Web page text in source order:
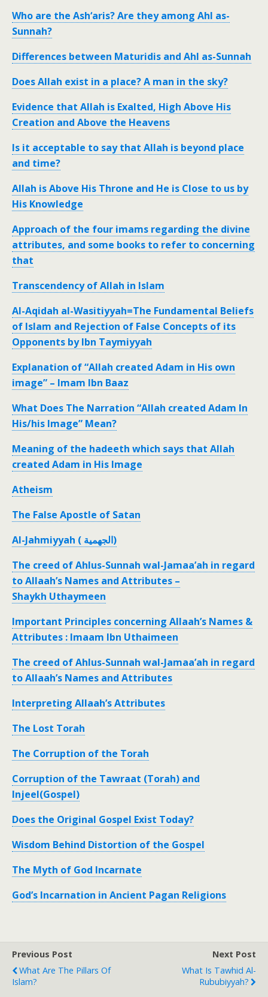
Who are the Ash‘aris? Are they among Ahl as-
Sunnah?
Differences between Maturidis and Ahl as-Sunnah
Does Allah exist in a place? A man in the sky?
Evidence that Allah is Exalted, High Above His
Creation and Above the Heavens
Is it acceptable to say that Allah is beyond place
and time?
Allah is Above His Throne and He is Close to us by
His Knowledge
Approach of the four imams regarding the divine
attributes, and some books to refer to concerning
that
Transcendency of Allah in Islam
Al-Aqidah al-Wasitiyyah=The Fundamental Beliefs
of Islam and Rejection of False Concepts of its
Opponents by Ibn Taymiyyah
Explanation of “Allah created Adam in His own
image” – Imam Ibn Baaz
What Does The Narration “Allah created Adam In
His/his Image” Mean?
Meaning of the hadeeth which says that Allah
created Adam in His Image
Atheism
The False Apostle of Satan
Al-Jahmiyyah ( الجهمية)
The creed of Ahlus-Sunnah wal-Jamaa’ah in regard
to Allaah’s Names and Attributes –
Shaykh Uthaymeen
Important Principles concerning Allaah’s Names &
Attributes : Imaam Ibn Uthaimeen
The creed of Ahlus-Sunnah wal-Jamaa’ah in regard
to Allaah’s Names and Attributes
Interpreting Allaah’s Attributes
The Lost Torah
The Corruption of the Torah
Corruption of the Tawraat (Torah) and
Injeel(Gospel)
Does the Original Gospel Exist Today?
Wisdom Behind Distortion of the Gospel
The Myth of God Incarnate
God’s Incarnation in Ancient Pagan Religions
Previous Post
What Are The Pillars Of
Islam?
Next Post
What Is Tawhid Al-
Rububiyyah?